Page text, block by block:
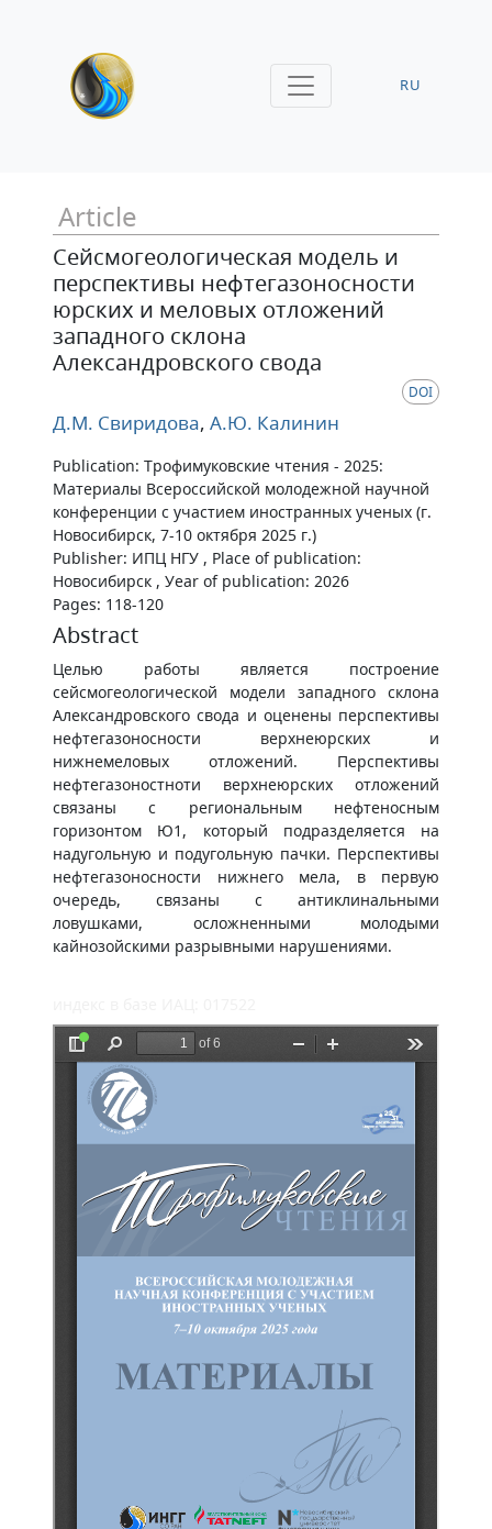
RU
Article
Сейсмогеологическая модель и
перспективы нефтегазоносности
юрских и меловых отложений
западного склона
Александровского свода
DOI
Д.М. Свиридова, А.Ю. Калинин
Publication: Трофимуковские чтения - 2025:
Материалы Всероссийской молодежной научной
конференции с участием иностранных ученых (г.
Новосибирск, 7-10 октября 2025 г.)
Publisher: ИПЦ НГУ , Place of publication:
Новосибирск , Уear of publication: 2026
Pages: 118-120
Abstract
Целью работы является построение
сейсмогеологической модели западного склона
Александровского свода и оценены перспективы
нефтегазоносности верхнеюрских и
нижнемеловых отложений. Перспективы
нефтегазоностноти верхнеюрских отложений
связаны с региональным нефтеносным
горизонтом Ю1, который подразделяется на
надугольную и подугольную пачки. Перспективы
нефтегазоносности нижнего мела, в первую
очередь, связаны с антиклинальными
ловушками, осложненными молодыми
кайнозойскими разрывными нарушениями.